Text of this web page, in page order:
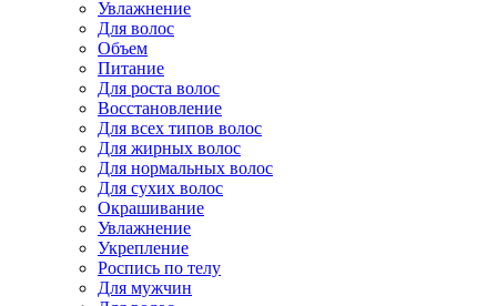
Увлажнение
Для волос
Объем
Питание
Для роста волос
Восстановление
Для всех типов волос
Для жирных волос
Для нормальных волос
Для сухих волос
Окрашивание
Увлажнение
Укрепление
Роспись по телу
Для мужчин